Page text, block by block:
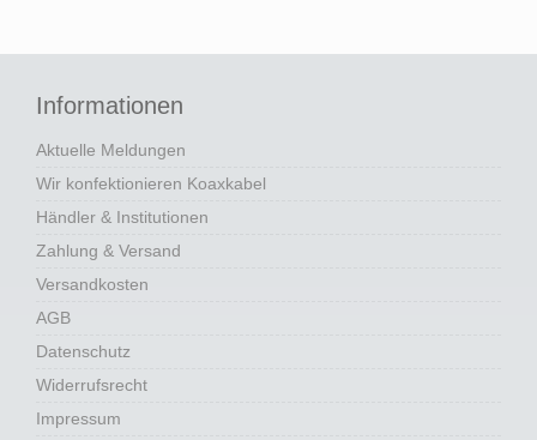
Informationen
Aktuelle Meldungen
Wir konfektionieren Koaxkabel
Händler & Institutionen
Zahlung & Versand
Versandkosten
AGB
Datenschutz
Widerrufsrecht
Impressum